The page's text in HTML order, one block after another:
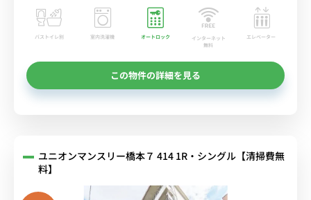
バストイレ別 室内洗濯機 オートロック
インターネット
無料
エレベーター
この物件の詳細を見る
ユニオンマンスリー橋本７ 414 1R・シングル【清掃費無
料】